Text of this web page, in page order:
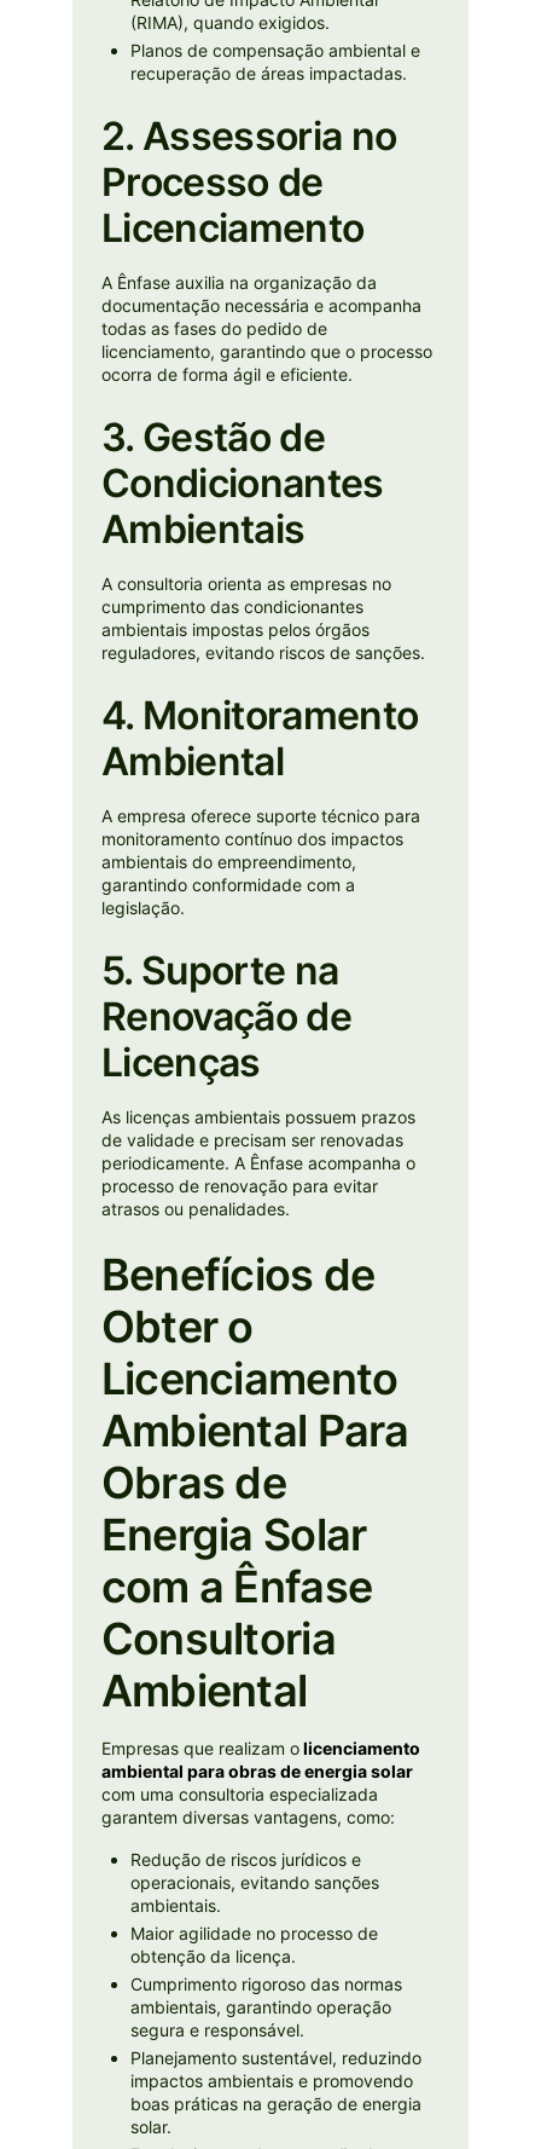
(RIMA), quando exigidos.
Planos de compensação ambiental e
recuperação de áreas impactadas.
2. Assessoria no
Processo de
Licenciamento
A Ênfase auxilia na organização da
documentação necessária e acompanha
todas as fases do pedido de
licenciamento, garantindo que o processo
ocorra de forma ágil e eficiente.
3. Gestão de
Condicionantes
Ambientais
A consultoria orienta as empresas no
cumprimento das condicionantes
ambientais impostas pelos órgãos
reguladores, evitando riscos de sanções.
4. Monitoramento
Ambiental
A empresa oferece suporte técnico para
monitoramento contínuo dos impactos
ambientais do empreendimento,
garantindo conformidade com a
legislação.
5. Suporte na
Renovação de
Licenças
As licenças ambientais possuem prazos
de validade e precisam ser renovadas
periodicamente. A Ênfase acompanha o
processo de renovação para evitar
atrasos ou penalidades.
Benefícios de
Obter o
Licenciamento
Ambiental Para
Obras de
Energia Solar
com a Ênfase
Consultoria
Ambiental
Empresas que realizam olicenciamento
ambiental para obras de energia solar
com uma consultoria especializada
garantem diversas vantagens, como:
Redução de riscos jurídicos e
operacionais, evitando sanções
ambientais.
Maior agilidade no processo de
obtenção da licença.
Cumprimento rigoroso das normas
ambientais, garantindo operação
segura e responsável.
Planejamento sustentável, reduzindo
impactos ambientais e promovendo
boas práticas na geração de energia
solar.